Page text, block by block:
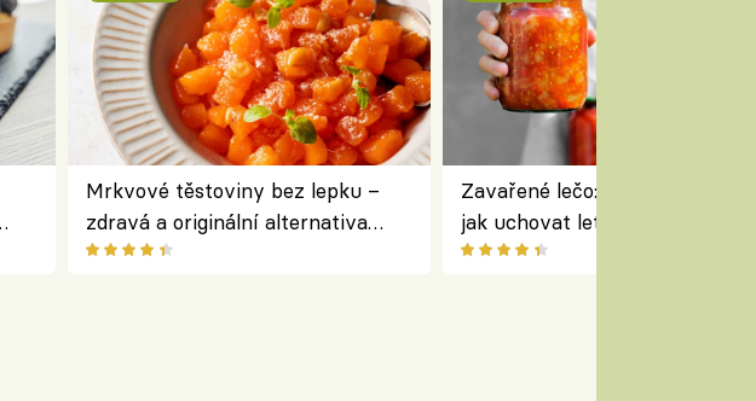
Mrkvové těstoviny bez lepku –
zdravá a originální alternativa
klasiky
Zavařené lečo: jednoduchý
jak uchovat letní zeleninu na